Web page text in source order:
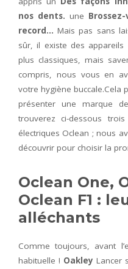
nos dents. une
record… Mais pas sans
sûr, il existe des
plus classiques, mais
compris, nous vous en
votre hygiène buccale.Cela
présenter une marque
trouverez ci-dessous
électriques Oclean ; nous
découvrir pour choisir la
Oclean One,
Oclean F1 :
alléchants
Comme toujours, avant
habituelle ! Oakley Lancer